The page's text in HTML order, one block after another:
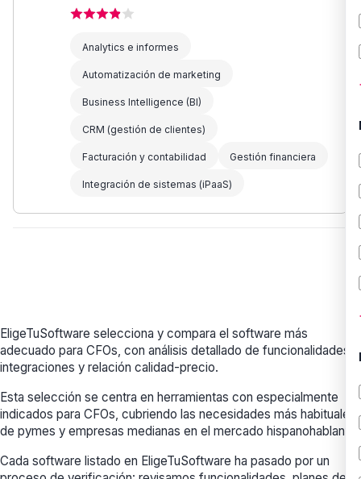
Analytics e informes
Automatización de marketing
Business Intelligence (BI)
CRM (gestión de clientes)
Facturación y contabilidad Gestión financiera
Integración de sistemas (iPaaS)
EligeTuSoftware selecciona y compara el software más
adecuado para CFOs, con análisis detallado de funcionalidades,
integraciones y relación calidad-precio.
Esta selección se centra en herramientas con especialmente
indicados para CFOs, cubriendo las necesidades más habituales
de pymes y empresas medianas en el mercado hispanohablante.
Cada software listado en EligeTuSoftware ha pasado por un